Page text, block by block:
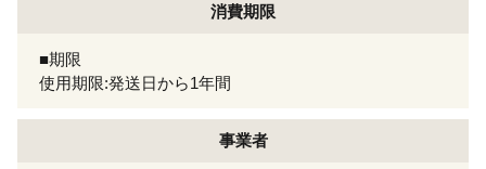
消費期限
■期限
使用期限:発送日から1年間
事業者